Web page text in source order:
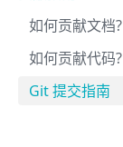
如何贡献文档?
如何贡献代码?
Git 提交指南